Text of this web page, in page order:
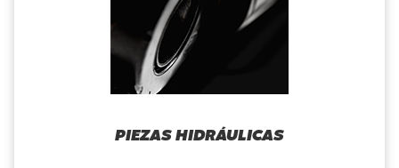
PIEZAS HIDRÁULICAS